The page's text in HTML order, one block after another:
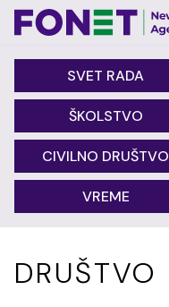
SVET RADA
ŠKOLSTVO
CIVILNO DRUŠTVO
VREME
DRUŠTVO